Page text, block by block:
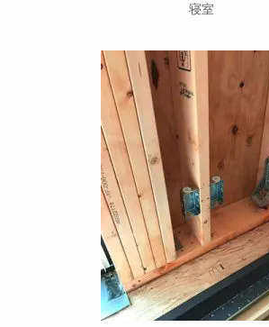
寝室